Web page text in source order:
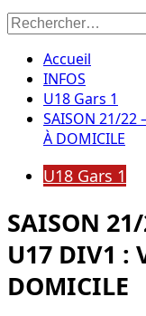
Rechercher :
Accueil
INFOS
U18 Gars 1
SAISON 21/22
À DOMICILE
U18 Gars 1
SAISON 21/
U17 DIV1 :
DOMICILE